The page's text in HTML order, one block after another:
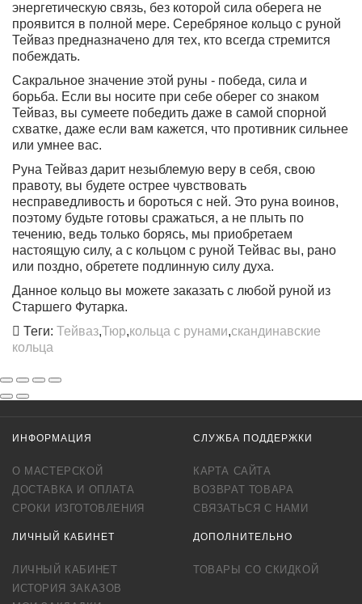
энергетическую связь, без которой сила оберега не
проявится в полной мере. Серебряное кольцо с руной
Тейваз предназначено для тех, кто всегда стремится
побеждать.
Сакральное значение этой руны - победа, сила и
борьба. Если вы носите при себе оберег со знаком
Тейваз, вы сумеете победить даже в самой спорной
схватке, даже если вам кажется, что противник сильнее
или умнее вас.
Руна Тейваз дарит незыблемую веру в себя, свою
правоту, вы будете острее чувствовать
несправедливость и бороться с ней. Это руна воинов,
поэтому будьте готовы сражаться, а не плыть по
течению, ведь только борясь, мы приобретаем
настоящую силу, а с кольцом с руной Тейвас вы, рано
или поздно, обретете подлинную силу духа.
Данное кольцо вы можете заказать с любой руной из
Старшего Футарка.
Теги: Тейваз,Тюр,кольца с рунами,скандинавские
кольца
ИНФОРМАЦИЯ
О МАСТЕРСКОЙ
ДОСТАВКА И ОПЛАТА
СРОКИ ИЗГОТОВЛЕНИЯ
СЛУЖБА ПОДДЕРЖКИ
КАРТА САЙТА
ВОЗВРАТ ТОВАРА
СВЯЗАТЬСЯ С НАМИ
ЛИЧНЫЙ КАБИНЕТ
ЛИЧНЫЙ КАБИНЕТ
ИСТОРИЯ ЗАКАЗОВ
ДОПОЛНИТЕЛЬНО
ТОВАРЫ СО СКИДКОЙ